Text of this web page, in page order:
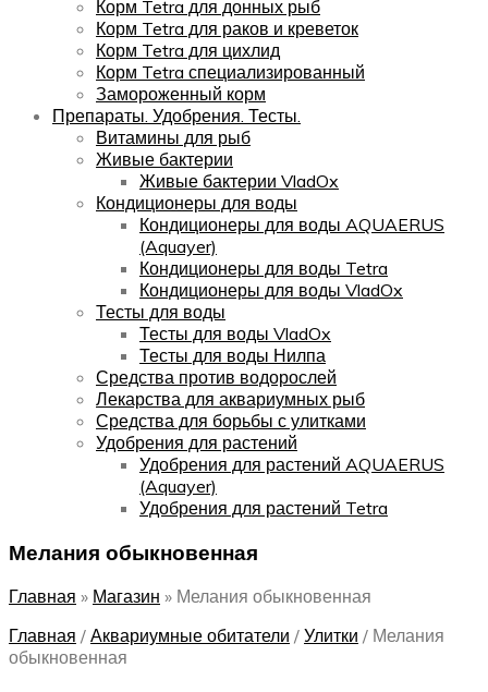
Корм Tetra для донных рыб
Корм Tetra для раков и креветок
Корм Tetra для цихлид
Корм Tetra специализированный
Замороженный корм
Препараты. Удобрения. Тесты.
Витамины для рыб
Живые бактерии
Живые бактерии VladOx
Кондиционеры для воды
Кондиционеры для воды AQUAERUS
(Aquayer)
Кондиционеры для воды Tetra
Кондиционеры для воды VladOx
Тесты для воды
Тесты для воды VladOx
Тесты для воды Нилпа
Средства против водорослей
Лекарства для аквариумных рыб
Средства для борьбы с улитками
Удобрения для растений
Удобрения для растений AQUAERUS
(Aquayer)
Удобрения для растений Tetra
Мелания обыкновенная
Главная » Магазин » Мелания обыкновенная
Главная / Аквариумные обитатели / Улитки / Мелания
обыкновенная